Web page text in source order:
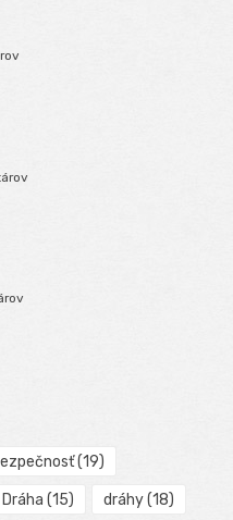
(19)
Dráha (15) dráhy(18)